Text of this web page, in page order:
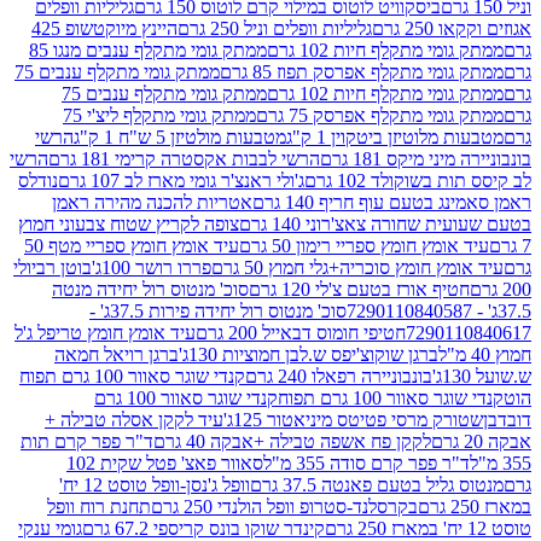
ביסקוויט לוטוס במילוי קרם לוטוס 150 גרם
גליליות וופלים
גרם
גליליות וופלים וניל 250 גרם
היינץ מיוקטשופ 425
מתקלף חיות 102 גרם
ממתק גומי מתקלף ענבים מנגו 85
מתקלף אפרסק תפוז 85 גרם
ממתק גומי מתקלף ענבים 75
מתקלף חיות 102 גרם
ממתק גומי מתקלף ענבים 75
מתקלף אפרסק 75 גרם
ממתק גומי מתקלף ליצ'י 75
ביטקוין 1 ק"ג
מטבעות מולטיזן 5 ש"ח 1 ק"ג
הרשי
מיקס 181 גרם
הרשי לבבות אקסטרה קרימי 181 גרם
הרשי
102 גרם
ג'ולי ראנצ'ר גומי מארז לב 107 גרם
נודלס
עוף חריף 140 גרם
אטריות להכנה מהירה ראמן
שחורה צאצ'רוני 140 גרם
צופה לקריץ שטוח צבעוני חמוץ
חומץ ספריי רימון 50 גרם
עיד אומץ חומץ ספריי מטף 50
חומץ סוכריה+גלי חמוץ 50 גרם
פררו רושר 100ג'
בוטן רביולי
אורז בטעם צ'לי 120 גרם
סוכ' מנטוס רול יחידה מנטה
סוכ' מנטוס רול יחידה פירות 37.5ג' -
חטיפי חומוס דבאייל 200 גרם
עיד אומץ חומץ טריפל ג'ל
ברגן שוקוצ'יפס ש.לבן חמוציות 130ג'
ברגן רויאל חמאה
בונבוניירה רפאלו 240 גרם
קנדי שוגר סאוור 100 גרם תפוח
100 גרם תפוח
קנדי שוגר סאוור 100 גרם
מרסי פטיטס מיניאטור 125ג'
עיד לקקן אסלה טבילה +
לקקן פח אשפה טבילה +אבקה 40 גרם
ד"ר פפר קרם תות
פפר קרם סודה 355 מ"ל
סאוור פאצ' פטל שקית 102
בטעם פאנטה 37.5 גרם
וופל ג'נסן-וופל טוסט 12 יח'
בקרסלנד-סטרופ וופל הולנדי 250 גרם
תחנת רוח וופל
קינדר שוקו בונס קריספי 67.2 גרם
גומי ענקי